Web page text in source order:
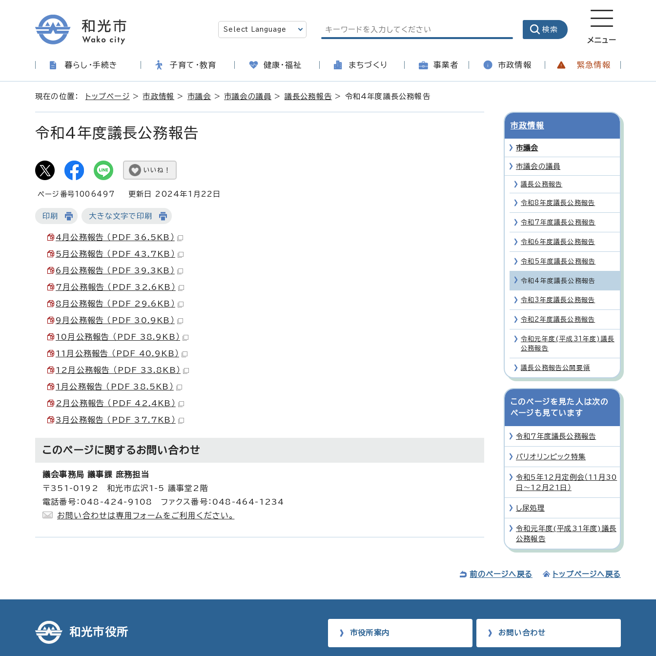
メニュー
暮らし・手続き 子育て・教育 健康・福祉 まちづくり 事業者 市政情報 緊急情報
現在の位置： トップページ >市政情報 > 市議会 >市議会の議員 > 議長公務報告 > 令和4年度議長公務報告
令和4年度議長公務報告
いいね！
ページ番号1006497 更新日 2024年1月22日
印刷 大きな文字で印刷
4月公務報告 （PDF 36.5KB）
5月公務報告 （PDF 43.7KB）
6月公務報告 （PDF 39.3KB）
7月公務報告 （PDF 32.6KB）
8月公務報告 （PDF 29.6KB）
9月公務報告 （PDF 30.9KB）
10月公務報告 （PDF 38.9KB）
11月公務報告 （PDF 40.9KB）
12月公務報告 （PDF 33.8KB）
1月公務報告 （PDF 38.5KB）
2月公務報告 （PDF 42.4KB）
3月公務報告 （PDF 37.7KB）
このページに関するお問い合わせ
議会事務局 議事課 庶務担当
〒351-0192 和光市広沢1-5 議事堂2階
電話番号：048-424-9108 ファクス番号：048-464-1234
お問い合わせは専用フォームをご利用ください。
市政情報
市議会
市議会の議員
議長公務報告
令和8年度議長公務報告
令和7年度議長公務報告
令和6年度議長公務報告
令和5年度議長公務報告
令和4年度議長公務報告
令和3年度議長公務報告
令和2年度議長公務報告
令和元年度(平成31年度)議長
公務報告
議長公務報告公開要領
このページを見た人は次の
ページも見ています
令和7年度議長公務報告
パリオリンピック特集
令和5年12月定例会（11月30
日〜12月21日）
し尿処理
令和元年度(平成31年度)議長
公務報告
前のページへ戻る トップページへ戻る
和光市役所 市役所案内 お問い合わせ